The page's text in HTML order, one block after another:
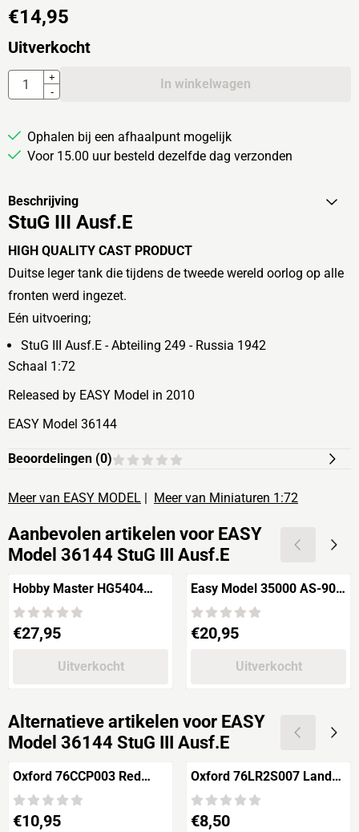
€14,95
Uitverkocht
Aantal
+
-
In winkelwagen
Ophalen bij een afhaalpunt mogelijk
Voor 15.00 uur besteld dezelfde dag verzonden
Beschrijving
StuG III Ausf.E
HIGH QUALITY CAST PRODUCT
Duitse leger tank die tijdens de tweede wereld oorlog op alle
fronten werd ingezet.
Eén uitvoering;
StuG III Ausf.E - Abteiling 249 - Russia 1942
Schaal 1:72
Released by EASY Model in 2010
EASY Model 36144
Beoordelingen (0)
Meer van EASY MODEL Meer van Miniaturen 1:72
Aanbevolen artikelen voor EASY
Model 36144 StuG III Ausf.E
Hobby Master HG5404
M36 Jackson US Tank
Destroyer
Prijs: 27,95
€27,95
Uitverkocht
Easy Model 35000 AS-90
SPG British Army 'THOR'
Prijs: 20,95
€20,95
Uitverkocht
Alternatieve artikelen voor EASY
Model 36144 StuG III Ausf.E
Oxford 76CCP003 Red
Coventry Climax Pump
Trailer
Prijs: 10,95
€10,95
Oxford 76LR2S007 Land
Rover Series II SWB
Canvas RAF Police
Prijs: 8,50
€8,50